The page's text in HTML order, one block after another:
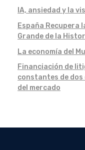
IA, ansiedad y la
España Recupera
Grande de la
La economía del
Financiación de
constantes de
del mercado